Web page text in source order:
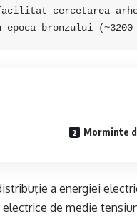
cercetarea
bronzului
Morminte
a energiei
de medie